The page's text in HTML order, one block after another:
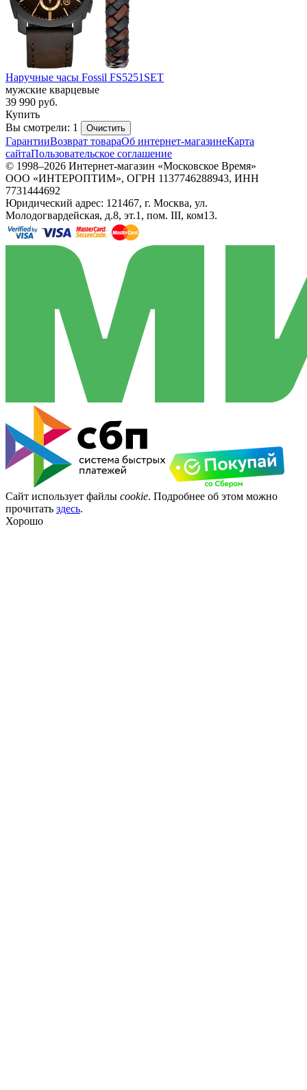
Наручные часы Fossil FS5251SET
мужские кварцевые
39 990 руб.
Купить
Вы смотрели: 1
Очистить
ГарантииВозврат товараОб интернет-магазинеКарта
сайтаПользовательское соглашение
© 1998–2026 Интернет-магазин «Московское Время»
ООО «ИНТЕРОПТИМ», ОГРН 1137746288943, ИНН
7731444692
Юридический адрес: 121467, г. Москва, ул.
Молодогвардейская, д.8, эт.1, пом. III, ком13.
Сайт использует файлы cookie. Подробнее об этом можно
прочитать здесь.
Хорошо